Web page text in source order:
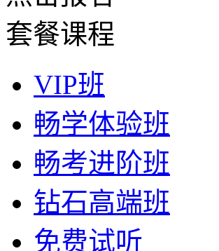
套餐课程
VIP班
畅学体验班
畅考进阶班
钻石高端班
免费试听